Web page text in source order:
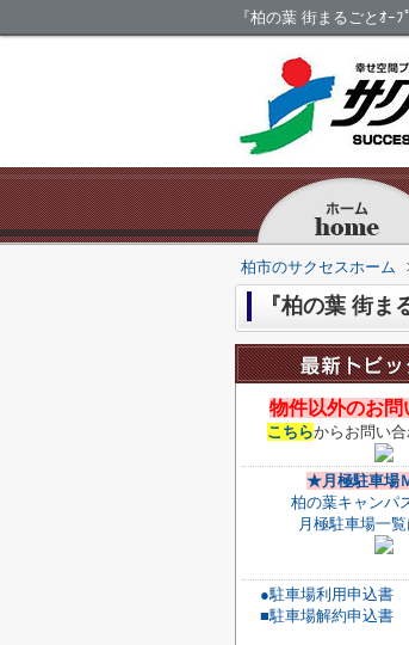
『柏の葉 街まるごとｵｰ
柏市のサクセスホーム
『柏の葉 街ま
物件以外のお問
こちらからお問い合
★月極駐車場
柏の葉キャンパ
月極駐車場一覧
●駐車場利用申込書
■駐車場解約申込書